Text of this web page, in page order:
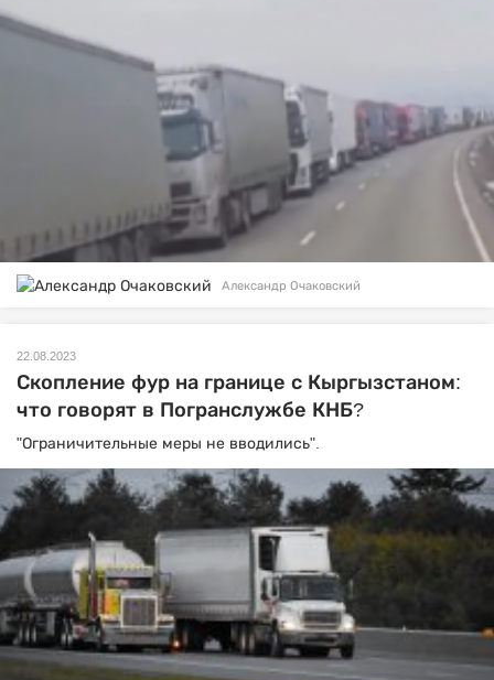
Александр Очаковский
22.08.2023
Скопление фур на границе с Кыргызстаном:
что говорят в Погранслужбе КНБ?
"Ограничительные меры не вводились".